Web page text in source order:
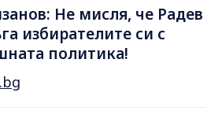
Не мисля, че Радев
избирателите си с
политика!